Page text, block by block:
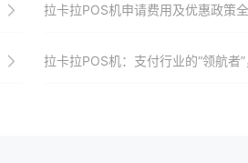
拉卡拉POS机申请费用及优惠政策
拉卡拉POS机：支付行业的“领航者